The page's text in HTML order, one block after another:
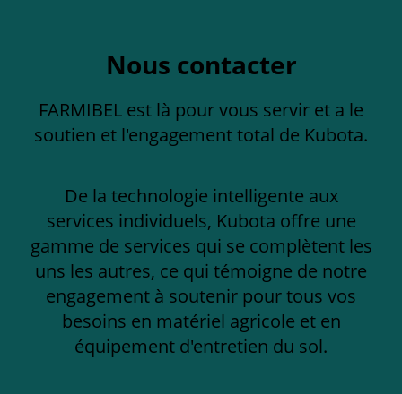
Nous contacter
FARMIBEL est là pour vous servir et a le
soutien et l'engagement total de Kubota.
De la technologie intelligente aux
services individuels, Kubota offre une
gamme de services qui se complètent les
uns les autres, ce qui témoigne de notre
engagement à soutenir pour tous vos
besoins en matériel agricole et en
équipement d'entretien du sol.